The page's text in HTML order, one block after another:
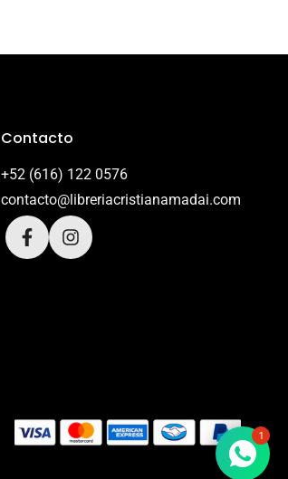
Contacto
+52 (616) 122 0576
contacto@libreriacristianamadai.com